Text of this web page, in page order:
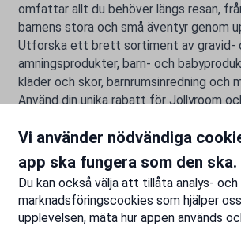
omfattar allt du behöver längs resan,
barnens stora och små äventyr genom
Utforska ett brett sortiment av gravid-
amningsprodukter, barn- och
kläder och skor, barnrumsinredning och
Använd din unika rabatt för Jollyroom
Rapportera ett problem
Vi använder nödvändiga
app ska fungera som den ska.
Du kan också välja att tillåta analys- och
marknadsföringscookies som hjälper
upplevelsen, mäta hur appen används